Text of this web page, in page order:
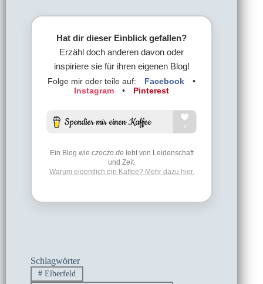
Hat dir dieser Einblick gefallen?
Erzähl doch anderen davon oder
inspiriere sie für ihren eigenen Blog!
Folge mir oder teile auf: Facebook
•
Instagram
• Pinterest
Ein Blog wie czoczo.delebt von Leidenschaft
und Zeit.
Warum eigentlich ein Kaffee? Mehr dazu hier.
Schlagwörter
#Elberfeld